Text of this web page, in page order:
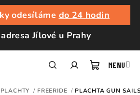
odesíláme do 24 hodin
Jílové u Prahy
PLACHTY / FREERIDE / PLACHTA GUN